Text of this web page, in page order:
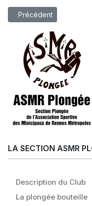
Article précédent :
Précédent
LA SECTION ASMR
Description du Club
La plongée bouteille